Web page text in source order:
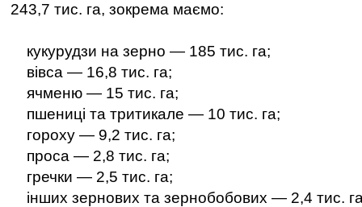
243,7 тис. га, зокрема маємо:
кукурудзи на зерно — 185 тис. га;
вівса — 16,8 тис. га;
ячменю — 15 тис. га;
пшениці та тритикале — 10 тис. га;
гороху — 9,2 тис. га;
проса — 2,8 тис. га;
гречки — 2,5 тис. га;
інших зернових та зернобобових — 2,4 тис.